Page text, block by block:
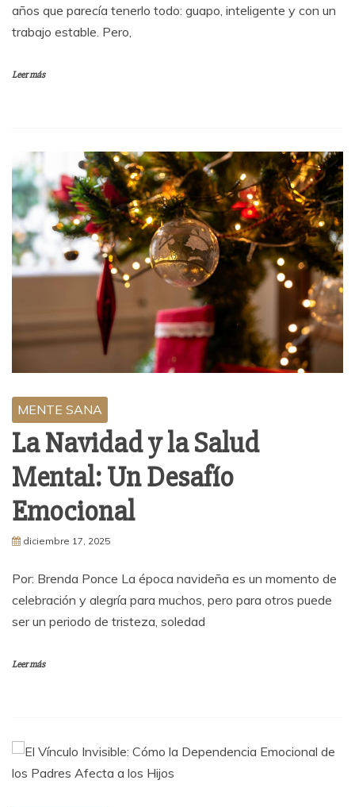
años que parecía tenerlo todo: guapo, inteligente y con un
trabajo estable. Pero,
Leer más
MENTE SANA
La Navidad y la Salud
Mental: Un Desafío
Emocional
diciembre 17, 2025
Por: Brenda Ponce La época navideña es un momento de
celebración y alegría para muchos, pero para otros puede
ser un periodo de tristeza, soledad
Leer más